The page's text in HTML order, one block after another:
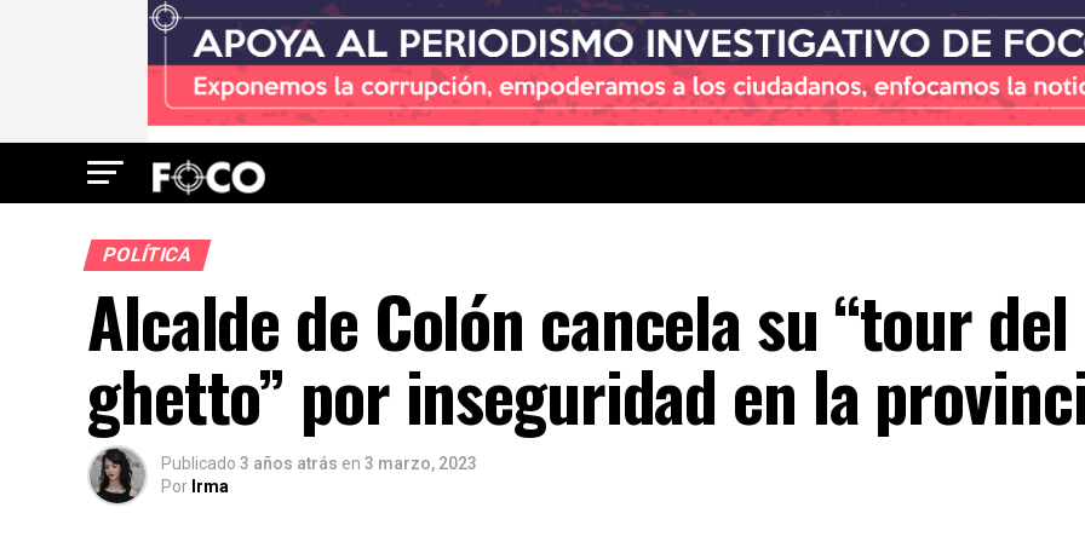
POLÍTICA
Alcalde de Colón cancela su “tour del
ghetto” por inseguridad en la
Publicado 3 años atrás en 3 marzo, 2023
Por Irma